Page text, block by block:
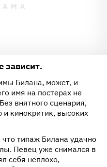
зависит.
Билана, может, и
имя на постерах не
внятного сценария,
и кинокритик, высоких
что типаж Билана удачно
Певец уже снимался в
себя неплохо,